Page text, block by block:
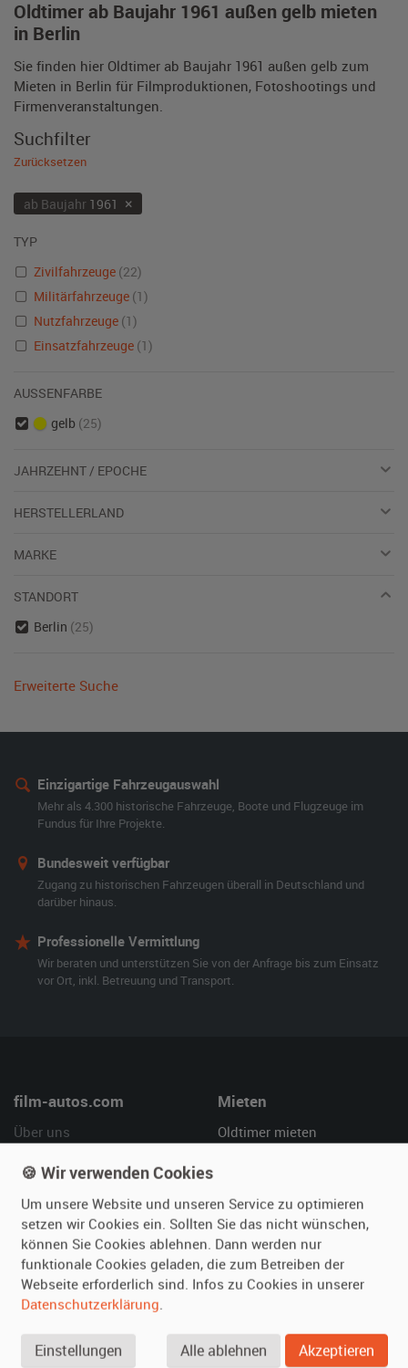
Oldtimer ab Baujahr 1961 außen gelb mieten
in Berlin
Sie finden hier Oldtimer ab Baujahr 1961 außen gelb zum
Mieten in Berlin für Filmproduktionen, Fotoshootings und
Firmenveranstaltungen.
Suchfilter
Zurücksetzen
ab Baujahr1961 ×
TYP
Zivilfahrzeuge (22)
Militärfahrzeuge (1)
Nutzfahrzeuge (1)
Einsatzfahrzeuge (1)
AUSSENFARBE
gelb (25)
JAHRZEHNT / EPOCHE
HERSTELLERLAND
MARKE
STANDORT
Berlin (25)
Erweiterte Suche
Einzigartige Fahrzeugauswahl
Mehr als 4.300 historische Fahrzeuge, Boote und Flugzeuge im
Fundus für Ihre Projekte.
Bundesweit verfügbar
Zugang zu historischen Fahrzeugen überall in Deutschland und
darüber hinaus.
Professionelle Vermittlung
Wir beraten und unterstützen Sie von der Anfrage bis zum Einsatz
vor Ort, inkl. Betreuung und Transport.
film-autos.com
Über uns
Referenzen
Kundenmeinungen
Mieten
Oldtimer mieten
Service
Vermieten
Oldtimer anmelden
Fotos senden
Fragen für Vermieter
Inserat verwalten
Hilfe
Häufige Fragen (FAQ)
Kontakt
🍪 Wir verwenden Cookies
Um unsere Website und unseren Service zu optimieren
setzen wir Cookies ein. Sollten Sie das nicht wünschen,
können Sie Cookies ablehnen. Dann werden nur
funktionale Cookies geladen, die zum Betreiben der
Webseite erforderlich sind. Infos zu Cookies in unserer
Datenschutzerklärung.
Einstellungen Alle ablehnen Akzeptieren